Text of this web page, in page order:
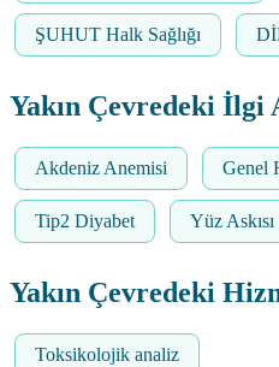
ŞUHUT Halk Sağlığı
Yakın Çevredeki İlgi
Akdeniz Anemisi Genel
Tip2 Diyabet Yüz Askısı
Yakın Çevredeki
Toksikolojik analiz